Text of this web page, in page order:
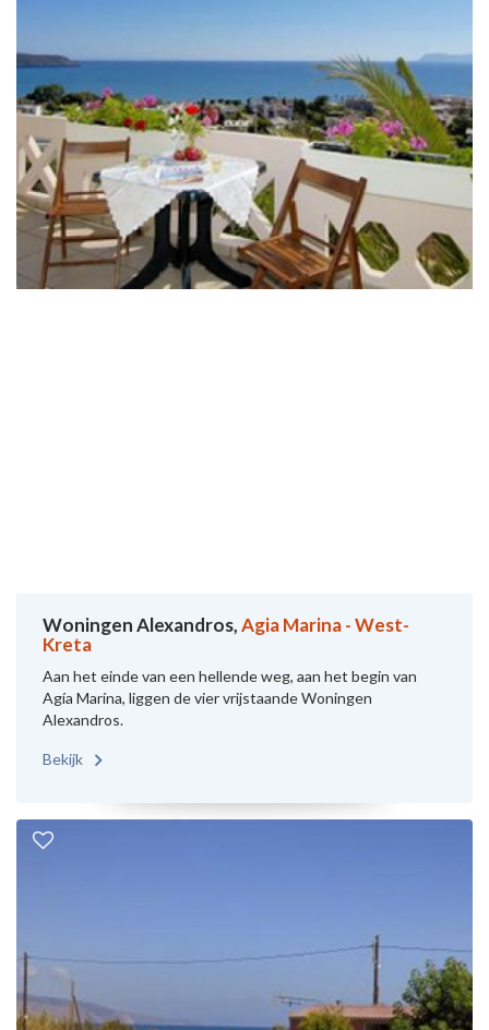
Woningen Alexandros,Agia Marina - West-
Kreta
Aan het einde van een hellende weg, aan het begin van
Agía Marína, liggen de vier vrijstaande Woningen
Alexandros.
Bekijk